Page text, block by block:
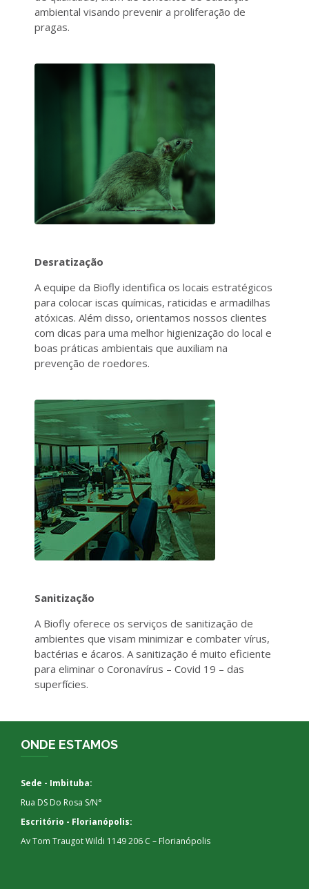
ambiental visando prevenir a proliferação de
pragas.
Desratização
A equipe da Biofly identifica os locais estratégicos
para colocar iscas químicas, raticidas e armadilhas
atóxicas. Além disso, orientamos nossos clientes
com dicas para uma melhor higienização do local e
boas práticas ambientais que auxiliam na
prevenção de roedores.
Sanitização
A Biofly oferece os serviços de sanitização de
ambientes que visam minimizar e combater vírus,
bactérias e ácaros. A sanitização é muito eficiente
para eliminar o Coronavírus – Covid 19 – das
superfícies.
ONDE ESTAMOS
Sede - Imbituba:
Rua DS Do Rosa S/N°
Escritório - Florianópolis:
Av Tom Traugot Wildi 1149 206 C – Florianópolis